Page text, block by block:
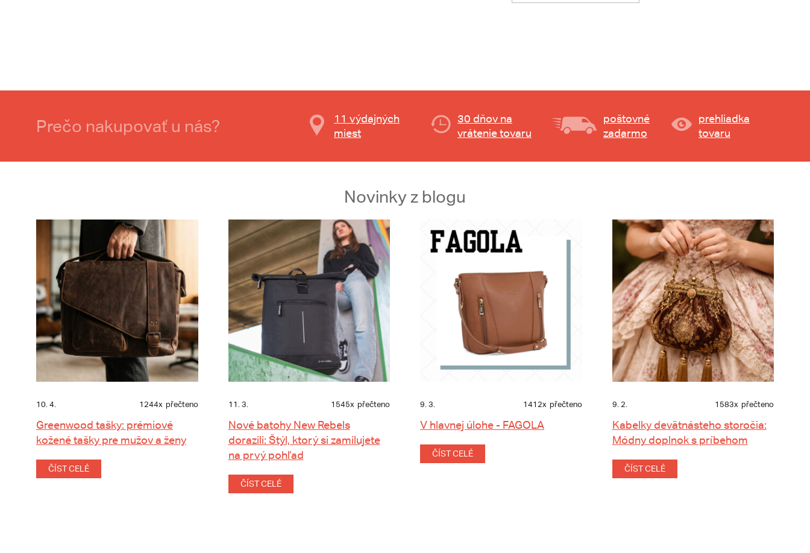
Prečo nakupovať u nás?
11 výdajných
miest
30 dňov na
vrátenie tovaru
poštovné
zadarmo
prehliadka
tovaru
Novinky z blogu
10. 4. 1244x přečteno
Greenwood tašky: prémiové
kožené tašky pre mužov a ženy
ČÍST CELÉ
11. 3. 1545x přečteno
Nové batohy New Rebels
dorazili: Štýl, ktorý si zamilujete
na prvý pohľad
ČÍST CELÉ
9. 3. 1412x přečteno
V hlavnej úlohe - FAGOLA
ČÍST CELÉ
9. 2. 1583x přečteno
Kabelky devätnásteho storočia:
Módny doplnok s príbehom
ČÍST CELÉ